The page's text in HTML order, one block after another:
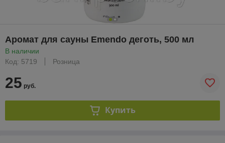
Аромат для сауны Emendo деготь, 500 мл
В наличии
Код: 5719
Розница
25 руб.
Купить